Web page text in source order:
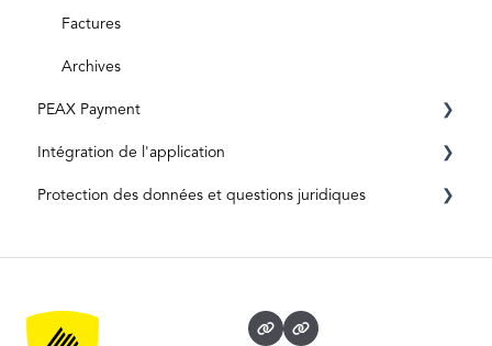
Entrées numériques
Factures
Archives
PEAX Payment
Compte de transaction
Compte bancaire
Intégration de l'application
Intégration d'applications : Accounto
Protection des données et questions juridiques